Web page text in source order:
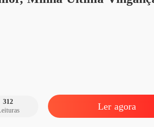
312
Ler agoraMeu